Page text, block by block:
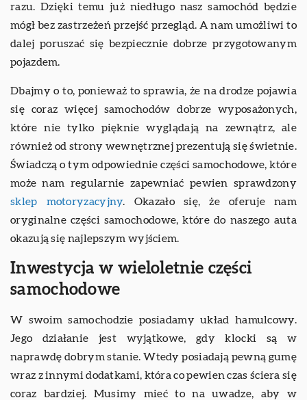
razu. Dzięki temu już niedługo nasz samochód będzie
mógł bez zastrzeżeń przejść przegląd. A nam umożliwi to
dalej poruszać się bezpiecznie dobrze przygotowanym
pojazdem.
Dbajmy o to, ponieważ to sprawia, że na drodze pojawia
się coraz więcej samochodów dobrze wyposażonych,
które nie tylko pięknie wyglądają na zewnątrz, ale
również od strony wewnętrznej prezentują się świetnie.
Świadczą o tym odpowiednie części samochodowe, które
może nam regularnie zapewniać pewien sprawdzony
sklep motoryzacyjny. Okazało się, że oferuje nam
oryginalne części samochodowe, które do naszego auta
okazują się najlepszym wyjściem.
Inwestycja w wieloletnie części
samochodowe
W swoim samochodzie posiadamy układ hamulcowy.
Jego działanie jest wyjątkowe, gdy klocki są w
naprawdę dobrym stanie. Wtedy posiadają pewną gumę
wraz z innymi dodatkami, która co pewien czas ściera się
coraz bardziej. Musimy mieć to na uwadze, aby w